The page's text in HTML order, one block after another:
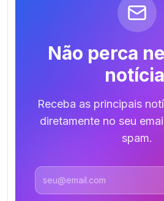
Não perca
Receba as principais
diretamente no seu
spam.
Endereço de email